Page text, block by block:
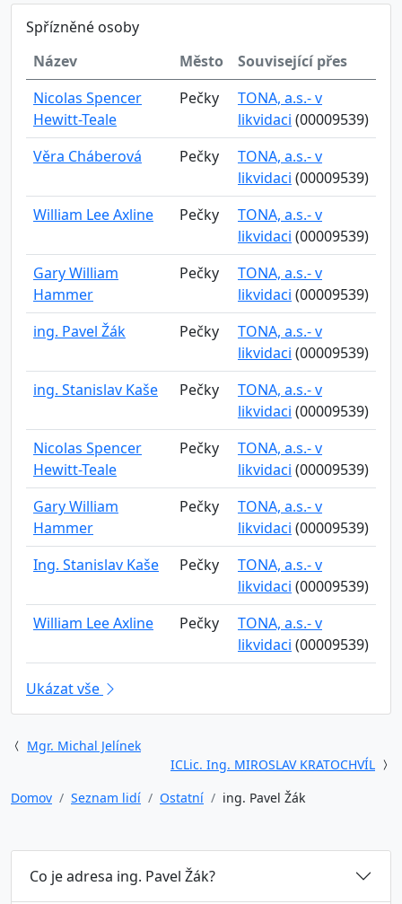
Spřízněné osoby
Název
Město
Související přes
Nicolas Spencer
Hewitt-Teale
Pečky
TONA, a.s.- v
likvidaci (00009539)
Věra Cháberová
Pečky
TONA, a.s.- v
likvidaci (00009539)
William Lee Axline
Pečky
TONA, a.s.- v
likvidaci (00009539)
Gary William
Hammer
Pečky
TONA, a.s.- v
likvidaci (00009539)
ing. Pavel Žák
Pečky
TONA, a.s.- v
likvidaci (00009539)
ing. Stanislav Kaše
Pečky
TONA, a.s.- v
likvidaci (00009539)
Nicolas Spencer
Hewitt-Teale
Pečky
TONA, a.s.- v
likvidaci (00009539)
Gary William
Hammer
Pečky
TONA, a.s.- v
likvidaci (00009539)
Ing. Stanislav Kaše
Pečky
TONA, a.s.- v
likvidaci (00009539)
William Lee Axline
Pečky
TONA, a.s.- v
likvidaci (00009539)
Ukázat vše
Mgr. Michal Jelínek
ICLic. Ing. MIROSLAV KRATOCHVÍL
Domov
Seznam lidí Ostatní ing. Pavel Žák
Co je adresa ing. Pavel Žák?